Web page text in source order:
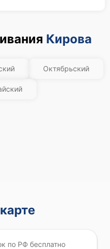
Кирова
Октябрьский
карте
по РФ бесплатно